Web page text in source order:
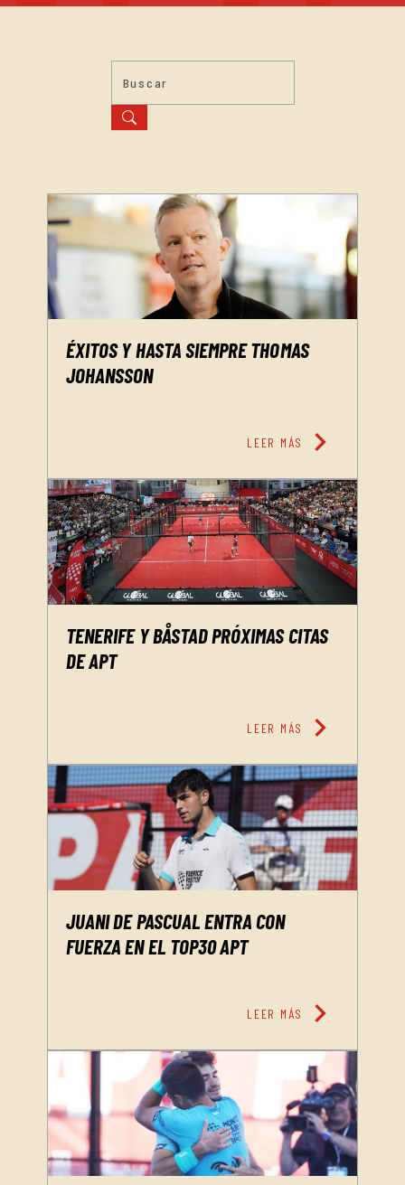
ÉXITOS Y HASTA SIEMPRE THOMAS
JOHANSSON
LEER MÁS chevron_right
TENERIFE Y BÅSTAD PRÓXIMAS CITAS
DE APT
LEER MÁS chevron_right
JUANI DE PASCUAL ENTRA CON
FUERZA EN EL TOP30 APT
LEER MÁS chevron_right